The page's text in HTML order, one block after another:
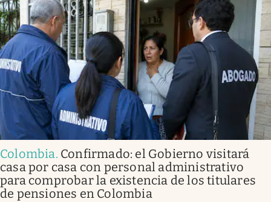
Colombia. Confirmado: el Gobierno visitará
casa por casa con personal administrativo
para comprobar la existencia de los titulares
de pensiones en Colombia